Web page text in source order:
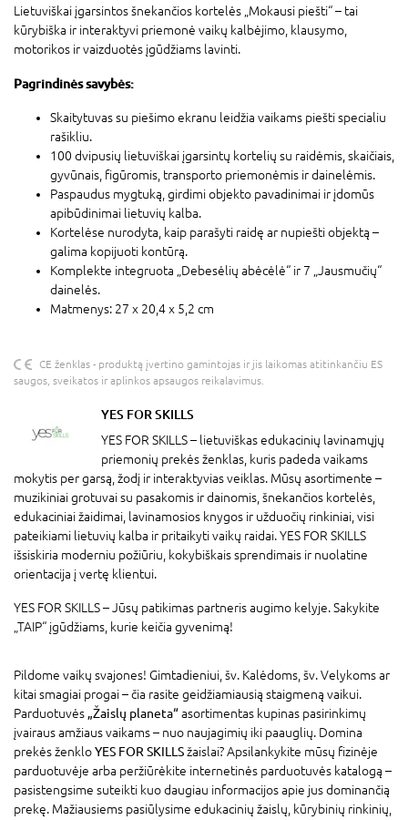
Lietuviškai įgarsintos šnekančios kortelės „Mokausi piešti“ – tai
kūrybiška ir interaktyvi priemonė vaikų kalbėjimo, klausymo,
motorikos ir vaizduotės įgūdžiams lavinti.
Pagrindinės savybės:
Skaitytuvas su piešimo ekranu leidžia vaikams piešti specialiu
rašikliu.
100 dvipusių lietuviškai įgarsintų kortelių su raidėmis, skaičiais,
gyvūnais, figūromis, transporto priemonėmis ir dainelėmis.
Paspaudus mygtuką, girdimi objekto pavadinimai ir įdomūs
apibūdinimai lietuvių kalba.
Kortelėse nurodyta, kaip parašyti raidę ar nupiešti objektą –
galima kopijuoti kontūrą.
Komplekte integruota „Debesėlių abėcėlė“ ir 7 „Jausmučių“
dainelės.
Matmenys: 27 x 20,4 x 5,2 cm
CE ženklas - produktą įvertino gamintojas ir jis laikomas atitinkančiu ES
saugos, sveikatos ir aplinkos apsaugos reikalavimus.
YES FOR SKILLS
YES FOR SKILLS – lietuviškas edukacinių lavinamųjų
priemonių prekės ženklas, kuris padeda vaikams
mokytis per garsą, žodį ir interaktyvias veiklas. Mūsų asortimente –
muzikiniai grotuvai su pasakomis ir dainomis, šnekančios kortelės,
edukaciniai žaidimai, lavinamosios knygos ir užduočių rinkiniai, visi
pateikiami lietuvių kalba ir pritaikyti vaikų raidai. YES FOR SKILLS
išsiskiria moderniu požiūriu, kokybiškais sprendimais ir nuolatine
orientacija į vertę klientui.
YES FOR SKILLS – Jūsų patikimas partneris augimo kelyje. Sakykite
„TAIP“ įgūdžiams, kurie keičia gyvenimą!
Pildome vaikų svajones! Gimtadieniui, šv. Kalėdoms, šv. Velykoms ar
kitai smagiai progai – čia rasite geidžiamiausią staigmeną vaikui.
Parduotuvės „Žaislų planeta“asortimentas kupinas pasirinkimų
įvairaus amžiaus vaikams – nuo naujagimių iki paauglių. Domina
prekės ženkloYES FOR SKILLSžaislai? Apsilankykite mūsų fizinėje
parduotuvėje arba peržiūrėkite internetinės parduotuvės katalogą –
pasistengsime suteikti kuo daugiau informacijos apie jus dominančią
prekę. Mažiausiems pasiūlysime edukacinių žaislų, kūrybinių rinkinių,